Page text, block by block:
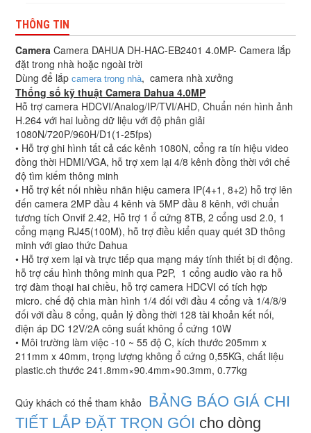
THÔNG TIN
CameraCamera DAHUA DH-HAC-EB2401 4.0MP- Camera lắp
đặt trong nhà hoặc ngoài trời
Dùng để lắpcamera trong nhà, camera nhà xưởng
Thống số kỹ thuật Camera Dahua 4.0MP
Hỗ trợ camera HDCVI/Analog/IP/TVI/AHD, Chuẩn nén hình ảnh
H.264 với hai luồng dữ liệu với độ phân giải
1080N/720P/960H/D1(1-25fps)
• Hỗ trợ ghi hình tất cả các kênh 1080N, cổng ra tín hiệu video
đồng thời HDMI/VGA, hỗ trợ xem lại 4/8 kênh đồng thời với chế
độ tìm kiếm thông minh
• Hỗ trợ kết nối nhiều nhãn hiệu camera IP(4+1, 8+2) hỗ trợ lên
đến camera 2MP đầu 4 kênh và 5MP đầu 8 kênh, với chuẩn
tương tích Onvif 2.42, Hỗ trợ 1 ổ cứng 8TB, 2 cổng usd 2.0, 1
cổng mạng RJ45(100M), hỗ trợ điều kiển quay quét 3D thông
minh với giao thức Dahua
• Hỗ trợ xem lại và trực tiếp qua mạng máy tính thiết bị di động.
hỗ trợ cấu hình thông minh qua P2P, 1 cổng audio vào ra hỗ
trợ đàm thoại hai chiều, hỗ trợ camera HDCVI có tích hợp
micro. chế độ chia màn hình 1/4 đối với đầu 4 cổng và 1/4/8/9
đối với đầu 8 cổng, quản lý đồng thời 128 tài khoản kết nối,
điện áp DC 12V/2A công suất không ổ cứng 10W
• Môi trường làm việc -10 ~ 55 độ C, kích thước 205mm x
211mm x 40mm, trọng lượng không ổ cứng 0,55KG, chất liệu
plastic.ch thước 241.8mm×90.4mm×90.3mm, 0.77kg
Qúy khách có thể tham khảo BẢNG BÁO GIÁ CHI
TIẾT LẮP ĐẶT TRỌN GÓI cho dòng